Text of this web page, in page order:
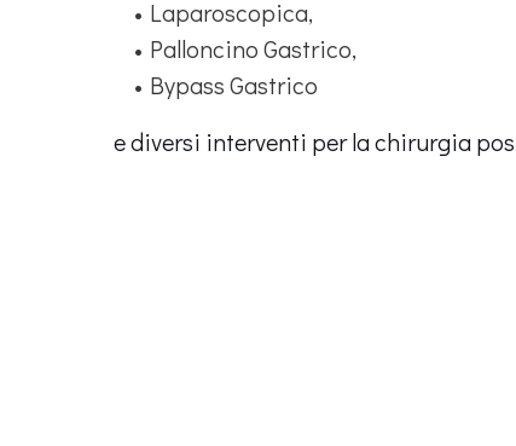
Laparoscopica,
Palloncino Gastrico,
Bypass Gastrico
e diversi interventi per la chirurgia